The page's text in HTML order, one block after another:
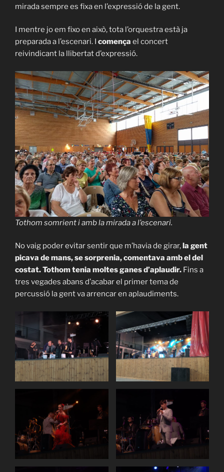
mirada sempre es fixa en l’expressió de la gent.
I mentre jo em fixo en això, tota l’orquestra està ja
preparada a l’escenari. I comença el concert
reivindicant la llibertat d’expressió.
Tothom somrient i amb la mirada a l’escenari.
No vaig poder evitar sentir que m’havia de girar, la gent
picava de mans, se sorprenia, comentava amb el del
costat. Tothom tenia moltes ganes d’aplaudir. Fins a
tres vegades abans d’acabar el primer tema de
percussió la gent va arrencar en aplaudiments.